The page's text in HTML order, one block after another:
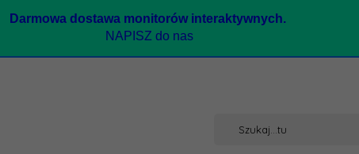
Darmowa dostawa monitorów interaktywnych.
NAPISZ do nas